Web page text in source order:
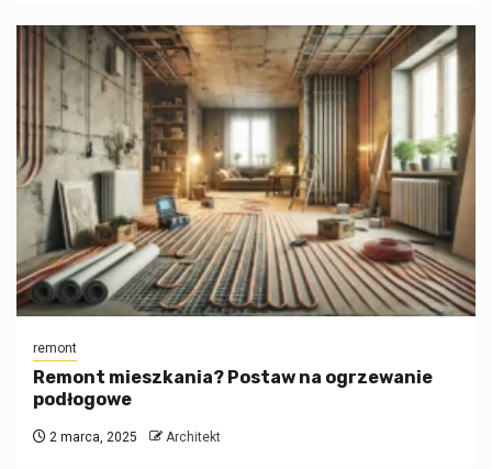
remont
Remont mieszkania? Postaw na ogrzewanie
podłogowe
2 marca, 2025 Architekt